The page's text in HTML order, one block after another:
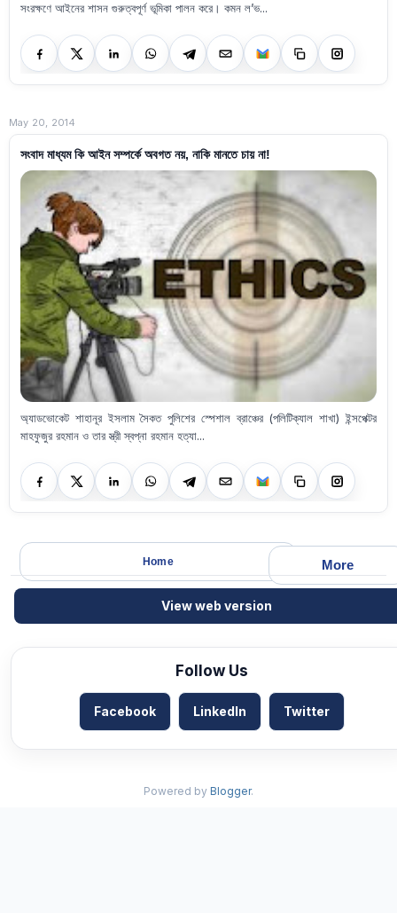
সংরক্ষণে আইনের শাসন গুরুত্বপূর্ণ ভূমিকা পালন করে। কমন ল’ভ...
May 20, 2014
সংবাদ মাধ্যম কি আইন সম্পর্কে অবগত নয়, নাকি মানতে চায় না!
অ্যাডভোকেট শাহানূর ইসলাম সৈকত পুলিশের স্পেশাল ব্রাঞ্চের (পলিটিক্যাল শাখা) ইন্সপেক্টর
মাহফুজুর রহমান ও তার স্ত্রী স্বপ্না রহমান হত্যা...
More
Home
View web version
Follow Us
Facebook LinkedIn Twitter
Powered by Blogger.